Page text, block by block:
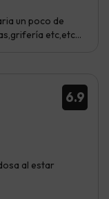
un poco de
etc,etc...
6.9
al estar